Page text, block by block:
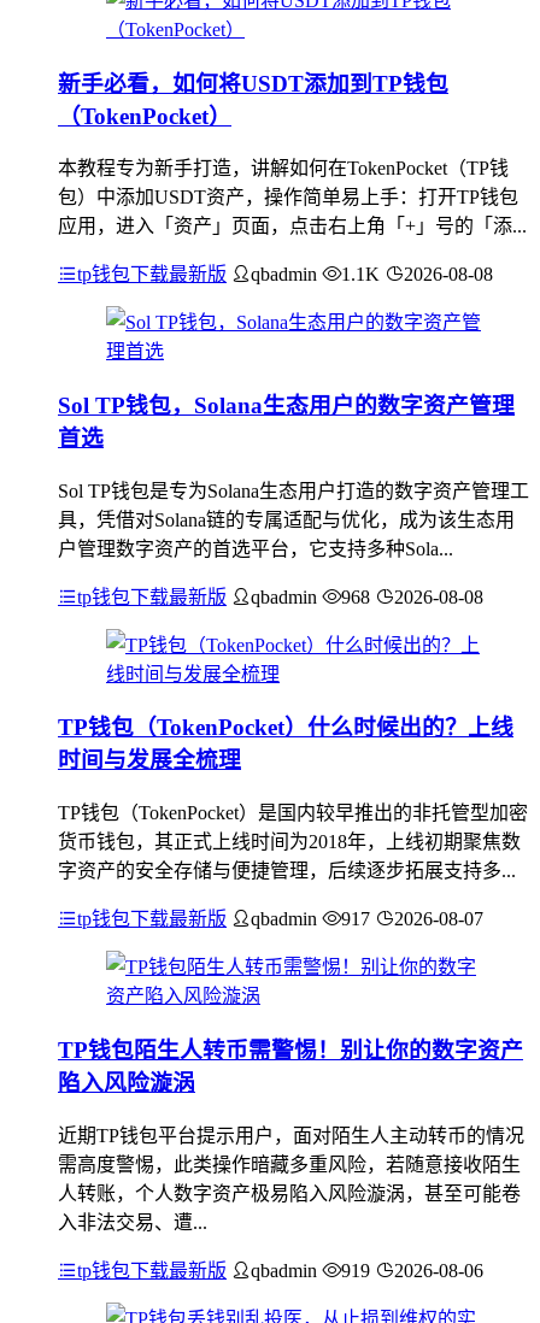
新手必看，如何将USDT添加到TP钱包
（TokenPocket）
本教程专为新手打造，讲解如何在TokenPocket（TP钱
包）中添加USDT资产，操作简单易上手：打开TP钱包
应用，进入「资产」页面，点击右上角「+」号的「添...
tp钱包下载最新版 qbadmin 1.1K 2026-08-08
Sol TP钱包，Solana生态用户的数字资产管理
首选
Sol TP钱包是专为Solana生态用户打造的数字资产管理工
具，凭借对Solana链的专属适配与优化，成为该生态用
户管理数字资产的首选平台，它支持多种Sola...
tp钱包下载最新版 qbadmin 968 2026-08-08
TP钱包（TokenPocket）什么时候出的？上线
时间与发展全梳理
TP钱包（TokenPocket）是国内较早推出的非托管型加密
货币钱包，其正式上线时间为2018年，上线初期聚焦数
字资产的安全存储与便捷管理，后续逐步拓展支持多...
tp钱包下载最新版 qbadmin 917 2026-08-07
TP钱包陌生人转币需警惕！别让你的数字资产
陷入风险漩涡
近期TP钱包平台提示用户，面对陌生人主动转币的情况
需高度警惕，此类操作暗藏多重风险，若随意接收陌生
人转账，个人数字资产极易陷入风险漩涡，甚至可能卷
入非法交易、遭...
tp钱包下载最新版 qbadmin 919 2026-08-06